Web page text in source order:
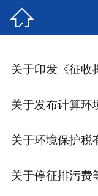

关于环境保护税